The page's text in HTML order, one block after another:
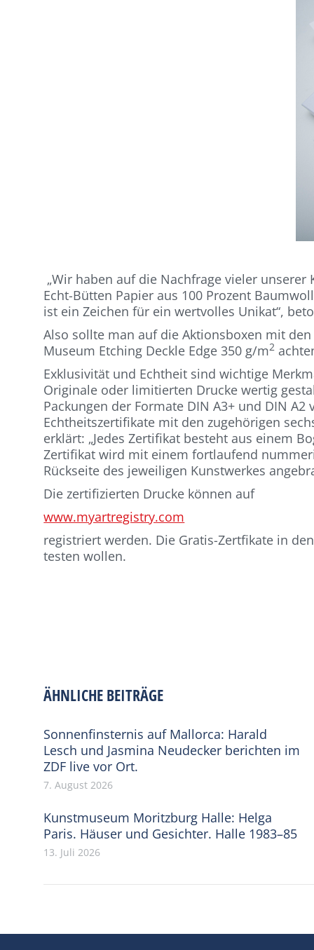
„Wir haben auf die Nachfrage vieler
Echt-Bütten Papier aus 100 Prozent
ist ein Zeichen für ein wertvolles Unikat“,
Also sollte man auf die Aktionsboxen mit
Museum Etching Deckle Edge 350 g/m2
Exklusivität und Echtheit sind wichtige
Originale oder limitierten Drucke wertig
Packungen der Formate DIN A3+ und DIN A2
Echtheitszertifikate mit den zugehörigen
erklärt: „Jedes Zertifikat besteht aus einem
Zertifikat wird mit einem fortlaufend
Rückseite des jeweiligen Kunstwerkes
Die zertifizierten Drucke können auf
www.myartregistry.com
registriert werden. Die Gratis-Zertfikate in
testen wollen.
ÄHNLICHE BEITRÄGE
Sonnenfinsternis auf Mallorca: Harald
Lesch und Jasmina Neudecker berichten im
ZDF live vor Ort.
7. August 2026
Kunstmuseum Moritzburg Halle: Helga
Paris. Häuser und Gesichter. Halle 1983–85
13. Juli 2026